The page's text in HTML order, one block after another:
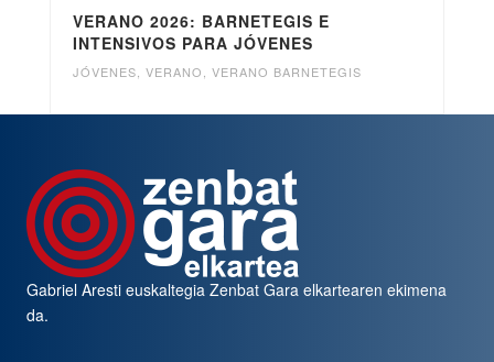
VERANO 2026: BARNETEGIS E
INTENSIVOS PARA JÓVENES
JÓVENES VERANO VERANO BARNETEGIS
Gabriel Aresti euskaltegiaZenbat Gara elkartearen ekimena
da.